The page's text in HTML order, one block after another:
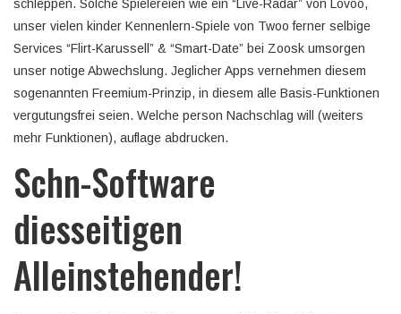
schleppen. Solche Spielereien wie ein “Live-Radar” von Lovoo,
unser vielen kinder Kennenlern-Spiele von Twoo ferner selbige
Services “Flirt-Karussell” & “Smart-Date” bei Zoosk umsorgen
unser notige Abwechslung. Jeglicher Apps vernehmen diesem
sogenannten Freemium-Prinzip, in diesem alle Basis-Funktionen
vergutungsfrei seien. Welche person Nachschlag will (weiters
mehr Funktionen), auflage abdrucken.
Schn-Software
diesseitigen
Alleinstehender!